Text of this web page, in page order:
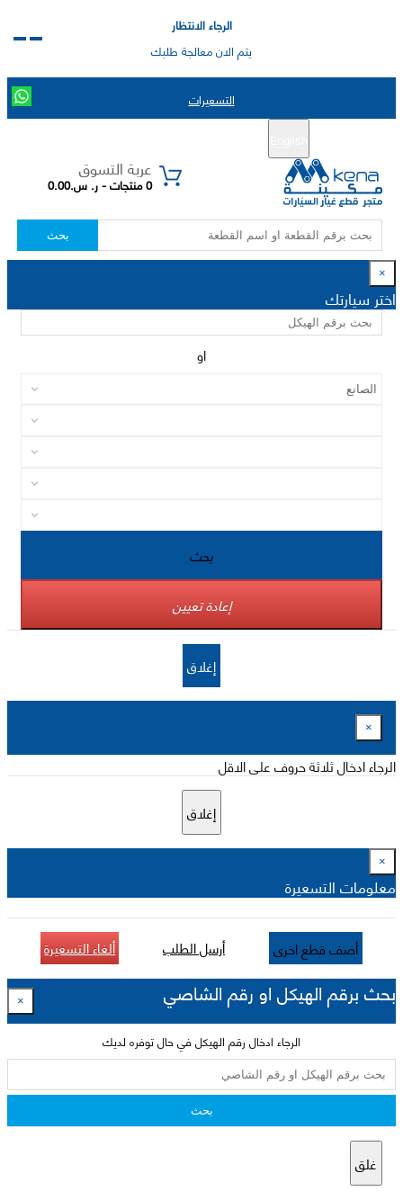
الرجاء الانتظار
يتم الان معالجة طلبك
التسعيرات
عربة التسوق
0 منتجات - ر. س.0.00
بحث
×
اختر سيارتك
او
بحث
إعادة تعيين
إغلاق
×
الرجاء ادخال ثلاثة حروف على الاقل
إغلاق
×
معلومات التسعيرة
أضف قطع اخرى أرسل الطلب ألغاء التسعيرة
بحث برقم الهيكل او رقم الشاصي ×
الرجاء ادخال رقم الهيكل في حال توفره لديك
بحث
غلق